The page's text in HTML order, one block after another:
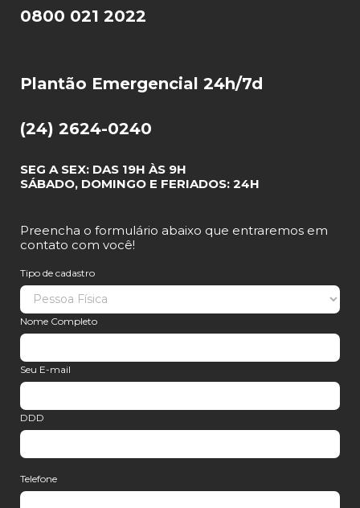
0800 021 2022
Plantão Emergencial 24h/7d
(24) 2624-0240
SEG A SEX: DAS 19H ÀS 9H
SÁBADO, DOMINGO E FERIADOS: 24H
Preencha o formulário abaixo que entraremos em
contato com você!
Tipo de cadastro
Nome Completo
Seu E-mail
DDD
Telefone